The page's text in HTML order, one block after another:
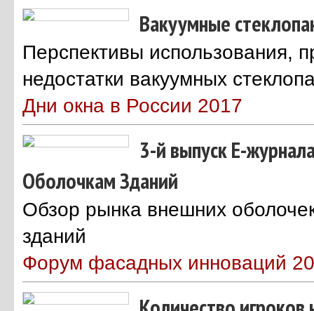
Вакуумные
Перспективы использования,
недостатки вакуумных
Дни окна в России 2017
3-й выпуск E-
Оболочкам Зданий
Обзор рынка внешних
зданий
Форум фасадных инноваций